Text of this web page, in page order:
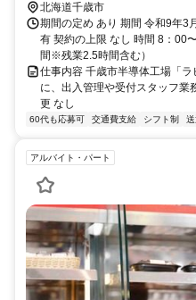
北海道千歳市
期間の定め あり 期間 令和9年3
有 契約の上限 なし 時間 8：00
間※残業2.5時間含む）
仕事内容 千歳市半導体工場「
に、出入管理や受付スタッフ業
更 なし
60代も応募可 交通費支給 シフト制 送
アルバイト・パート